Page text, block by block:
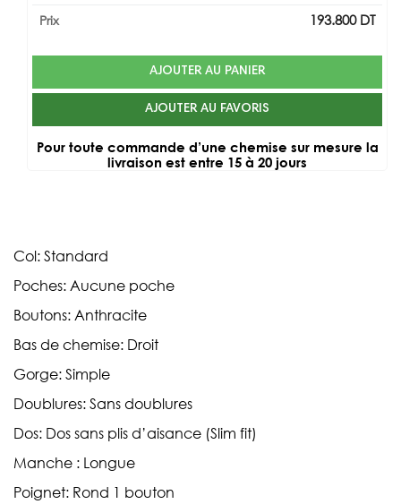
Prix 193.800DT
AJOUTER AU PANIER
AJOUTER AU FAVORIS
Pour toute commande d’une chemise sur mesure la
livraison est entre 15 à 20 jours
Col: Standard
Poches: Aucune poche
Boutons: Anthracite
Bas de chemise: Droit
Gorge: Simple
Doublures: Sans doublures
Dos: Dos sans plis d’aisance (Slim fit)
Manche : Longue
Poignet: Rond 1 bouton